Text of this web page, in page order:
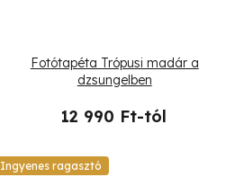
Fotótapéta Trópusi madár a
dzsungelben
12 990 Ft-tól
Ingyenes ragasztó